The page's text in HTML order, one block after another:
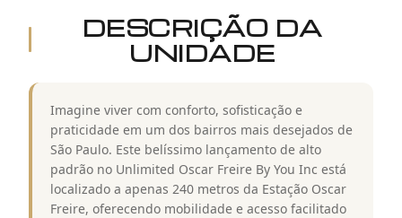
DESCRIÇÃO DA
UNIDADE
Imagine viver com conforto, sofisticação e
praticidade em um dos bairros mais desejados de
São Paulo. Este belíssimo lançamento de alto
padrão no Unlimited Oscar Freire By You Inc está
localizado a apenas 240 metros da Estação Oscar
Freire, oferecendo mobilidade e acesso facilitado